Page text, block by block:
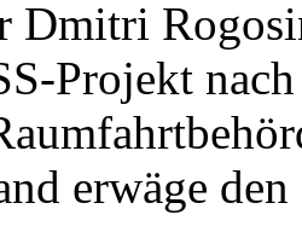
Dmitri
Projekt
erwäge